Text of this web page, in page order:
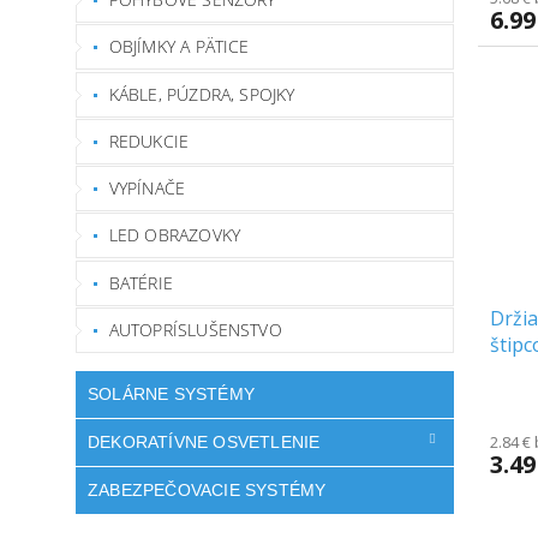
OBJÍMKY A PÄTICE
KÁBLE, PÚZDRA, SPOJKY
REDUKCIE
VYPÍNAČE
LED OBRAZOVKY
BATÉRIE
AUTOPRÍSLUŠENSTVO
SOLÁRNE SYSTÉMY
DEKORATÍVNE OSVETLENIE
ZABEZPEČOVACIE SYSTÉMY
je
2.84 €